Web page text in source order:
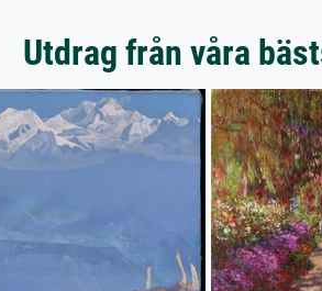
Utdrag från våra